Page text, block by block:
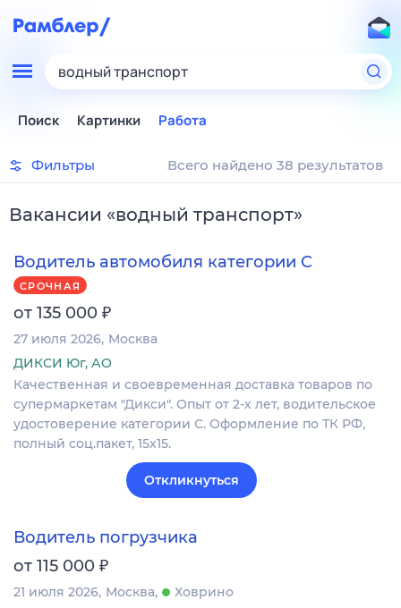
водный транспорт
Поиск Картинки Работа
Фильтры Всего найдено 38 результатов
Вакансии «водный транспорт»
Водитель автомобиля категории C
СРОЧНАЯ
от 135 000 ₽
27 июля 2026 Москва
ДИКСИ Юг, АО
Качественная и своевременная доставка товаров по
супермаркетам "Дикси". Опыт от 2-х лет, водительское
удостоверение категории С. Оформление по ТК РФ,
полный соц.пакет, 15х15.
Откликнуться
Водитель погрузчика
от 115 000 ₽
21 июля 2026 Москва
Ховрино